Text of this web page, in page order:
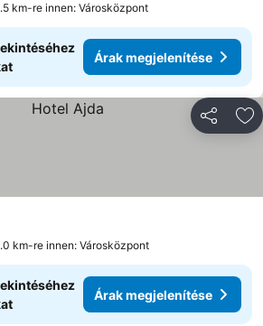
km-re innen: Városközpont
Árak megjelenítése
km-re innen: Városközpont
Árak megjelenítése